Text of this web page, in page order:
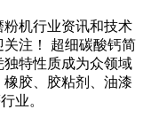
机行业资讯和技术
注！ 超细碳酸钙简
特性质成为众领域
胶、胶粘剂、油漆
业。